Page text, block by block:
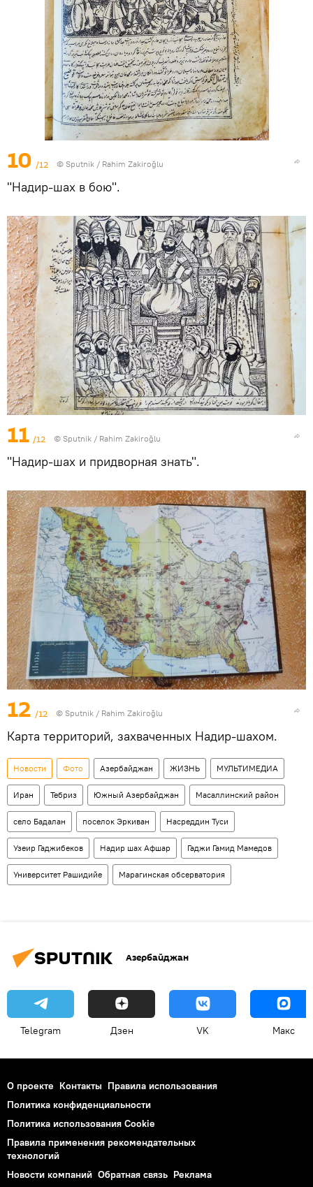
10 /12 © Sputnik / Rahim Zakiroğlu
"Надир-шах в бою".
11 /12 © Sputnik / Rahim Zakiroğlu
"Надир-шах и придворная знать".
12 /12 © Sputnik / Rahim Zakiroğlu
Карта территорий, захваченных Надир-шахом.
Новости Фото Азербайджан ЖИЗНЬ МУЛЬТИМЕДИА
Иран Тебриз Южный Азербайджан Масаллинский район
село Бадалан поселок Эркиван Насреддин Туси
Узеир Гаджибеков Надир шах Афшар Гаджи Гамид Мамедов
Университет Рашидийе Марагинская обсерватория
Азербайджан
Telegram Дзен VK Макс
О проекте Контакты Правила использования
Политика конфиденциальности
Политика использования Cookie
Правила применения рекомендательных
технологий
Новости компаний Обратная связь Реклама